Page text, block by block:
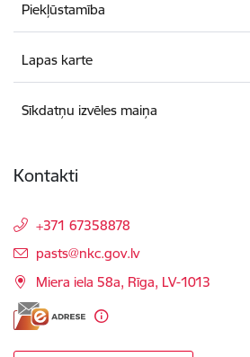
Piekļūstamība
Lapas karte
Sīkdatņu izvēles maiņa
Kontakti
+371 67358878
E-pasts:
pasts@nkc.gov.lv
Miera iela 58a, Rīga, LV-1013